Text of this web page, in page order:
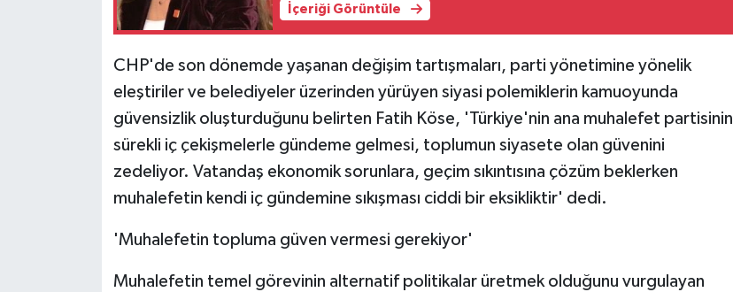
İçeriği Görüntüle
CHP'de son dönemde yaşanan değişim tartışmaları, parti yönetimine yönelik
eleştiriler ve belediyeler üzerinden yürüyen siyasi polemiklerin kamuoyunda
güvensizlik oluşturduğunu belirten Fatih Köse, 'Türkiye'nin ana muhalefet partisinin
sürekli iç çekişmelerle gündeme gelmesi, toplumun siyasete olan güvenini
zedeliyor. Vatandaş ekonomik sorunlara, geçim sıkıntısına çözüm beklerken
muhalefetin kendi iç gündemine sıkışması ciddi bir eksikliktir' dedi.
'Muhalefetin topluma güven vermesi gerekiyor'
Muhalefetin temel görevinin alternatif politikalar üretmek olduğunu vurgulayan
MAGAZİN
Otomobil
POLİTİKA